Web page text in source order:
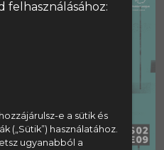
felhasználásához:
e a sütik és
(„Sütik”) használatához.
ugyanabból a